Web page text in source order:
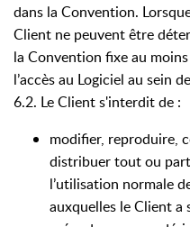
dans la Convention.
Client ne peuvent être
la Convention fixe au
l’accès au Logiciel au sein
6.2. Le Client s'interdit de :
modifier, reproduire,
distribuer tout ou
l’utilisation normale
auxquelles le Client a